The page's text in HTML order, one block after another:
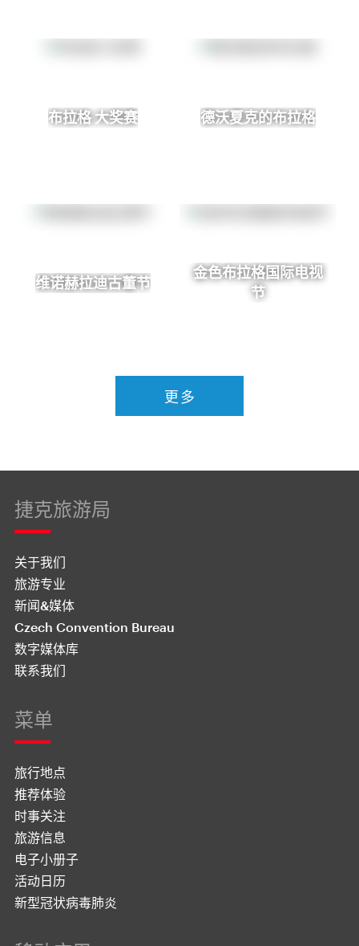
布拉格 大奖赛 德沃夏克的布拉格
维诺赫拉迪古董节
金色布拉格国际电视
节
更多
捷克旅游局
关于我们
旅游专业
新闻&媒体
Czech Convention Bureau
数字媒体库
联系我们
菜单
旅行地点
推荐体验
时事关注
旅游信息
电子小册子
活动日历
新型冠状病毒肺炎